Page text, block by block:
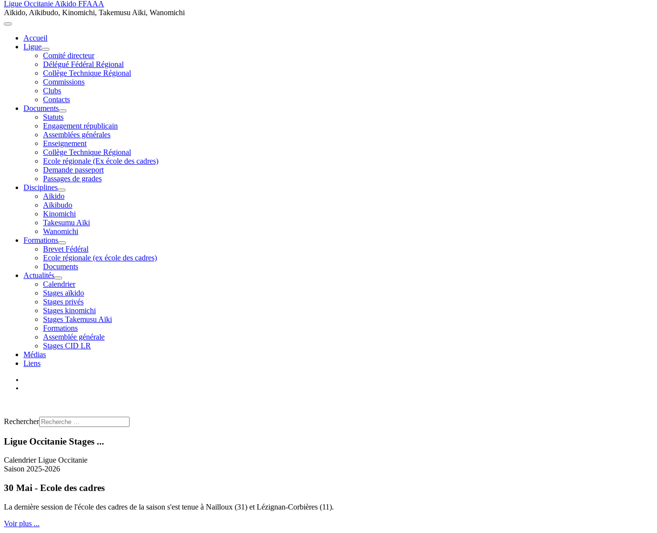
Ligue Occitanie Aïkido FFAAA
Aïkido, Aïkibudo, Kinomichi, Takemusu Aïki, Wanomichi
Accueil
Ligue
Comité directeur
Délégué Fédéral Régional
Collège Technique Régional
Commissions
Clubs
Contacts
Documents
Statuts
Engagement républicain
Assemblées générales
Enseignement
Collège Technique Régional
Ecole régionale (Ex école des cadres)
Demande passeport
Passages de grades
Disciplines
Aïkido
Aïkibudo
Kinomichi
Takesumu Aïki
Wanomichi
Formations
Brevet Fédéral
Ecole régionale (ex école des cadres)
Documents
Actualités
Calendrier
Stages aïkido
Stages privés
Stages kinomichi
Stages Takemusu Aïki
Formations
Assemblée générale
Stages CID LR
Médias
Liens
Rechercher
Ligue Occitanie Stages ...
Calendrier Ligue Occitanie
Saison 2025-2026
30 Mai - Ecole des cadres
La dernière session de l'école des cadres de la saison s'est tenue à Nailloux (31) et Lézignan-Corbières (11).
Voir plus ...